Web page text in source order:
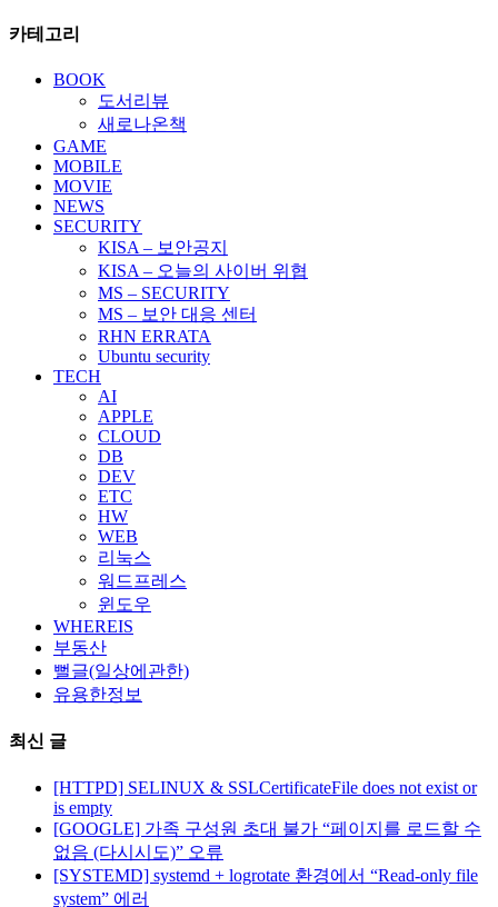
카테고리
BOOK
도서리뷰
새로나온책
GAME
MOBILE
MOVIE
NEWS
SECURITY
KISA – 보안공지
KISA – 오늘의 사이버 위협
MS – SECURITY
MS – 보안 대응 센터
RHN ERRATA
Ubuntu security
TECH
AI
APPLE
CLOUD
DB
DEV
ETC
HW
WEB
리눅스
워드프레스
윈도우
WHEREIS
부동산
뻘글(일상에관한)
유용한정보
최신 글
[HTTPD] SELINUX & SSLCertificateFile does not exist or
is empty
[GOOGLE] 가족 구성원 초대 불가 “페이지를 로드할 수
없음 (다시시도)” 오류
[SYSTEMD] systemd + logrotate 환경에서 “Read-only file
system” 에러